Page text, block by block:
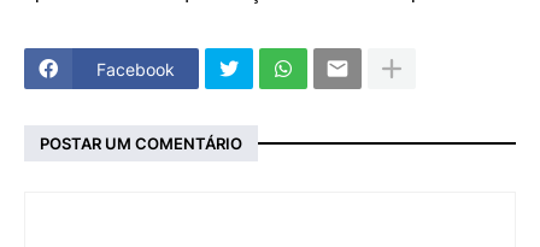
Facebook
POSTAR UM COMENTÁRIO